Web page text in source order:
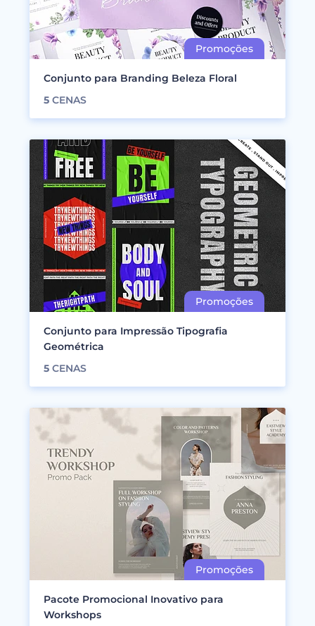
Conjunto para Branding Beleza Floral
5 CENAS
Conjunto para Impressão Tipografia
Geométrica
5 CENAS
Pacote Promocional Inovativo para
Workshops